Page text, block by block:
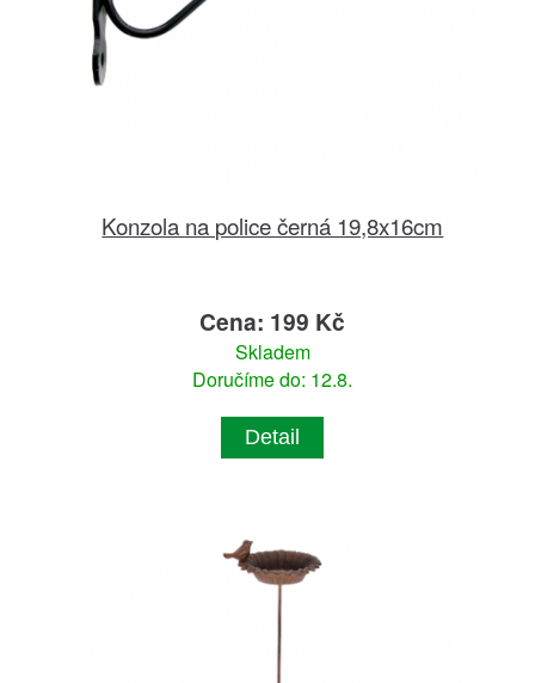
Konzola na police černá 19,8x16cm
Cena: 199 Kč
Skladem
Doručíme do: 12.8.
Detail